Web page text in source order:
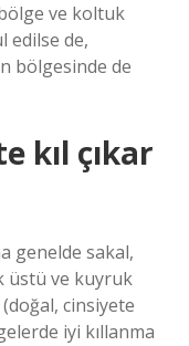
ve koltuk
edilse de,
bölgesinde de
kıl çıkar
genelde sakal,
üstü ve kuyruk
cinsiyete
iyi kıllanma